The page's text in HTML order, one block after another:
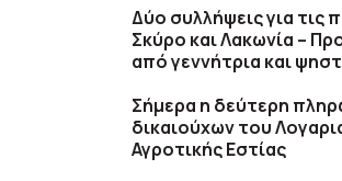
Δύο συλλήψεις για τις
Σκύρο και Λακωνία –
από γεννήτρια και
Σήμερα η δεύτερη
δικαιούχων του
Αγροτικής Εστίας